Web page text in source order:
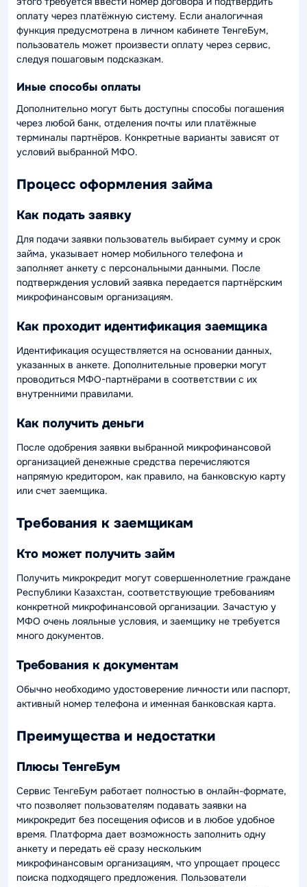
оплату через платёжную систему. Если аналогичная
функция предусмотрена в личном кабинете ТенгеБум,
пользователь может произвести оплату через сервис,
следуя пошаговым подсказкам.
Иные способы оплаты
Дополнительно могут быть доступны способы погашения
через любой банк, отделения почты или платёжные
терминалы партнёров. Конкретные варианты зависят от
условий выбранной МФО.
Процесс оформления займа
Как подать заявку
Для подачи заявки пользователь выбирает сумму и срок
займа, указывает номер мобильного телефона и
заполняет анкету с персональными данными. После
подтверждения условий заявка передается партнёрским
микрофинансовым организациям.
Как проходит идентификация заемщика
Идентификация осуществляется на основании данных,
указанных в анкете. Дополнительные проверки могут
проводиться МФО-партнёрами в соответствии с их
внутренними правилами.
Как получить деньги
После одобрения заявки выбранной микрофинансовой
организацией денежные средства перечисляются
напрямую кредитором, как правило, на банковскую карту
или счет заемщика.
Требования к заемщикам
Кто может получить займ
Получить микрокредит могут совершеннолетние граждане
Республики Казахстан, соответствующие требованиям
конкретной микрофинансовой организации. Зачастую у
МФО очень лояльные условия, и заемщику не требуется
много документов.
Требования к документам
Обычно необходимо удостоверение личности или паспорт,
активный номер телефона и именная банковская карта.
Преимущества и недостатки
Плюсы ТенгеБум
Сервис ТенгеБум работает полностью в онлайн-формате,
что позволяет пользователям подавать заявки на
микрокредит без посещения офисов и в любое удобное
время. Платформа дает возможность заполнить одну
анкету и передать её сразу нескольким
микрофинансовым организациям, что упрощает процесс
поиска подходящего предложения. Пользователи